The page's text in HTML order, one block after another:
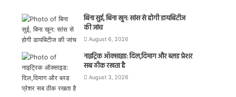
बिना सुई, बिना खून: सांस से होगी डायबिटीज
की जांच
August 6, 2026
नाइट्रिक ऑक्साइड: दिल,दिमाग और ब्लड प्रेशर
सब ठीक रखता है
August 3, 2026